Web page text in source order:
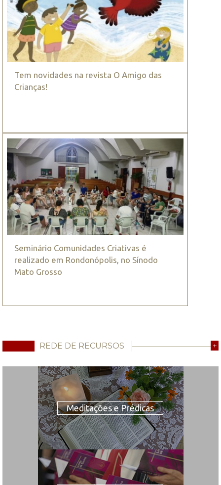
Tem novidades na revista O Amigo das
Crianças!
Seminário Comunidades Criativas é
realizado em Rondonópolis, no Sínodo
Mato Grosso
REDE DE RECURSOS +
Meditações e Prédicas